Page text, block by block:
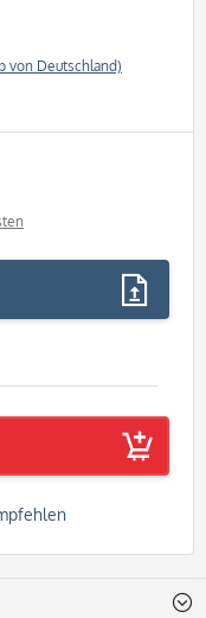
von Deutschland)